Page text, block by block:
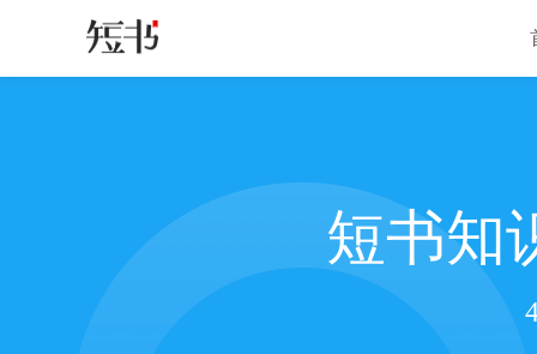
短书知